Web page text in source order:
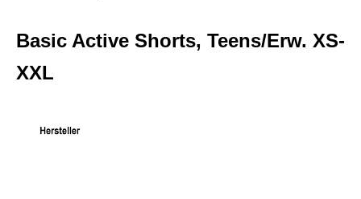
Basic Active Shorts, Teens/Erw. XS-
XXL